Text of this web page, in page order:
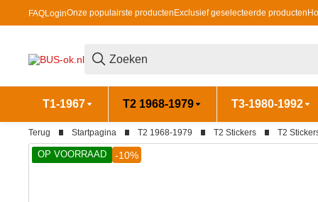
FAQLoginOnze populairste producten Exclusief geselecteerde producten
T1-1967 T2 1968-1979 T3-1980-1992
Terug Startpagina T2 1968-1979 T2 Stickers T2
OP VOORRAAD -10%